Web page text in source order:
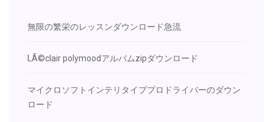
無限の繁栄のレッスンダウンロード急流
LÃ©clair polymoodアルバムzipダウンロード
マイクロソフトインテリタイププロドライバーのダウン
ロード